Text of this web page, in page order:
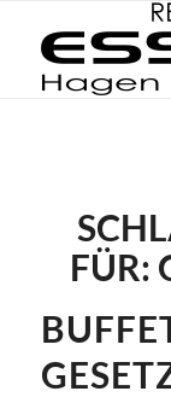
FÜR: